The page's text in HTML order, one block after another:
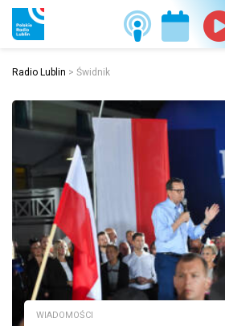
Radio Lublin > Świdnik
WIADOMOŚCI